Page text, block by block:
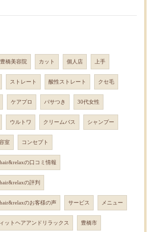
豊橋美容院 カット 個人店 上手
ストレート 酸性ストレート クセ毛
ケアプロ パサつき 30代女性
ウルトワ クリームバス シャンプー
室 コンセプト
の口コミ情報
の評判
のお客様の声 サービス メニュー
ットヘアアンドリラックス 豊橋市